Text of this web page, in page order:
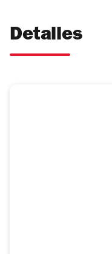
Detalles